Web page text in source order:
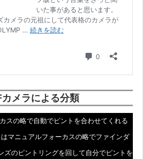
メラによる分類
スの略で自動でピントを合わせてくれる
マニュアルフォーカスの略でファインダ
ズのピントリングを回して自分でピントを